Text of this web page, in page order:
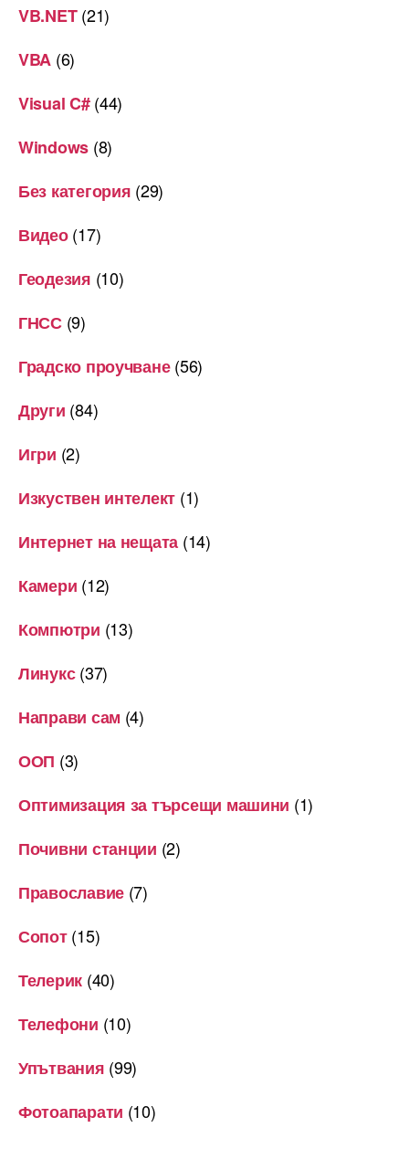
VB.NET(21)
VBA (6)
Visual C#(44)
Windows (8)
Без категория (29)
Видео(17)
Геодезия (10)
ГНСС(9)
Градско проучване(56)
Други (84)
Игри (2)
Изкуствен интелект (1)
Интернет на нещата (14)
Камери (12)
Компютри (13)
Линукс(37)
Направи сам (4)
ООП (3)
Оптимизация за търсещи машини (1)
Почивни станции (2)
Православие (7)
Сопот(15)
Телерик (40)
Телефони (10)
Упътвания (99)
Фотоапарати (10)